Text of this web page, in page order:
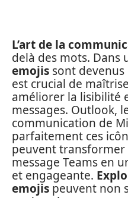
L’art de la
delà des mots. Dans
emojis sont
est crucial de
améliorer la lisibilité
messages. Outlook,
communication de
parfaitement ces
peuvent
message Teams en
et engageante.
emojis peuvent non